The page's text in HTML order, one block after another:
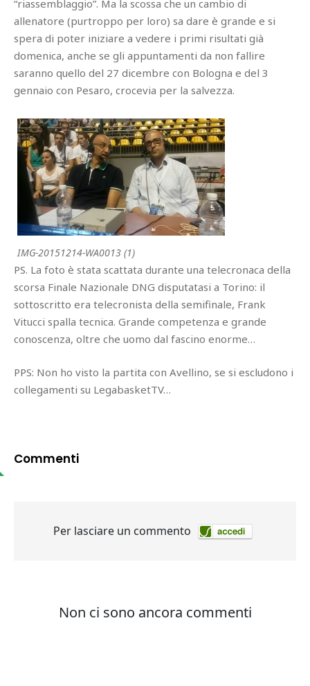
“riassemblaggio”. Ma la scossa che un cambio di
allenatore (purtroppo per loro) sa dare è grande e si
spera di poter iniziare a vedere i primi risultati già
domenica, anche se gli appuntamenti da non fallire
saranno quello del 27 dicembre con Bologna e del 3
gennaio con Pesaro, crocevia per la salvezza.
IMG-20151214-WA0013 (1)
PS. La foto è stata scattata durante una telecronaca della
scorsa Finale Nazionale DNG disputatasi a Torino: il
sottoscritto era telecronista della semifinale, Frank
Vitucci spalla tecnica. Grande competenza e grande
conoscenza, oltre che uomo dal fascino enorme…
PPS: Non ho visto la partita con Avellino, se si escludono i
collegamenti su LegabasketTV…
Commenti